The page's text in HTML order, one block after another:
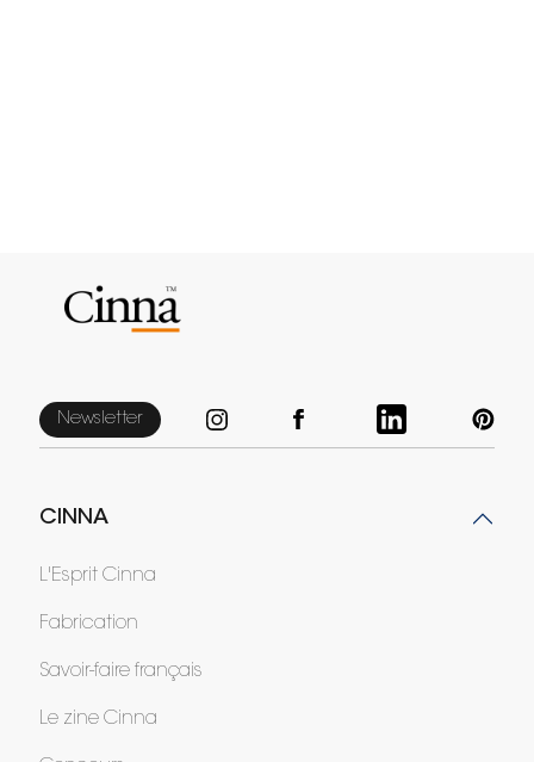
Newsletter
CINNA
L'Esprit Cinna
Fabrication
Savoir-faire français
Le zine Cinna